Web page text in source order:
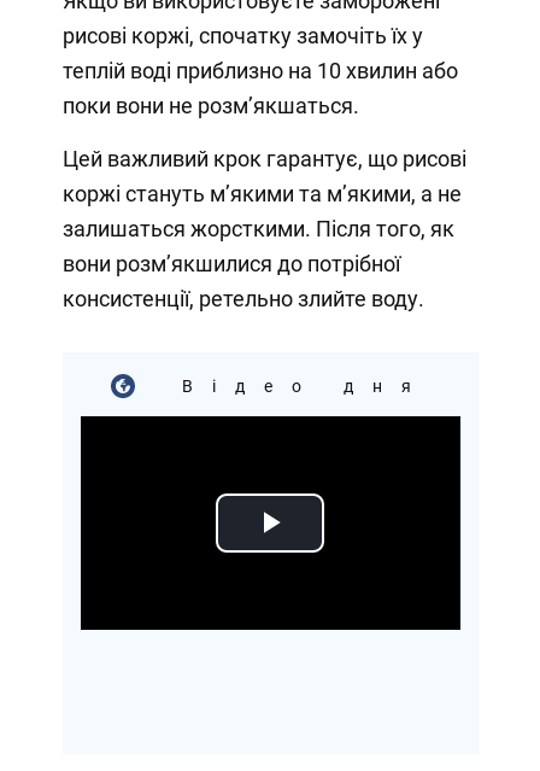
рисові коржі, спочатку замочіть їх у
теплій воді приблизно на 10 хвилин або
поки вони не розм’якшаться.
Цей важливий крок гарантує, що рисові
коржі стануть м’якими та м’якими, а не
залишаться жорсткими. Після того, як
вони розм’якшилися до потрібної
консистенції, ретельно злийте воду.
Відео дня
Play